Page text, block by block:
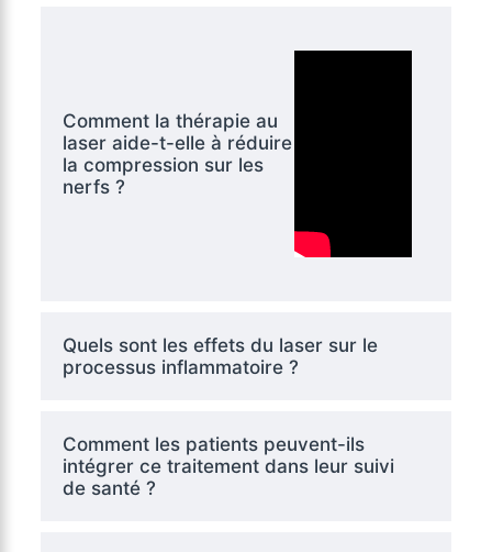
Comment la thérapie au
laser aide-t-elle à réduire
la compression sur les
nerfs ?
Quels sont les effets du laser sur le
processus inflammatoire ?
Comment les patients peuvent-ils
intégrer ce traitement dans leur suivi
de santé ?